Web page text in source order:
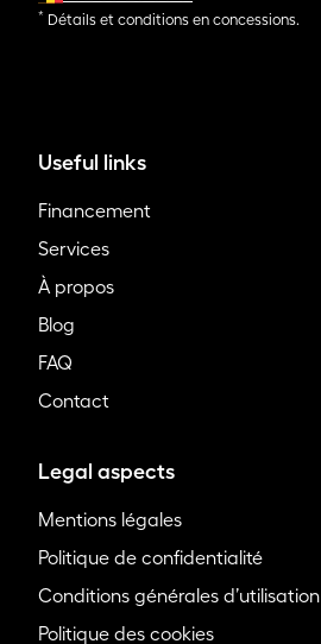
* Détails et conditions en concessions.
Useful links
Financement
Services
À propos
Blog
FAQ
Contact
Legal aspects
Mentions légales
Politique de confidentialité
Conditions générales d’utilisation
Politique des cookies